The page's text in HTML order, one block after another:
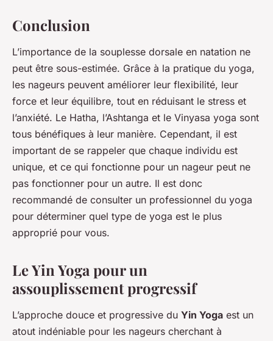
Conclusion
L’importance de la souplesse dorsale en natation ne
peut être sous-estimée. Grâce à la pratique du yoga,
les nageurs peuvent améliorer leur flexibilité, leur
force et leur équilibre, tout en réduisant le stress et
l’anxiété. Le Hatha, l’Ashtanga et le Vinyasa yoga sont
tous bénéfiques à leur manière. Cependant, il est
important de se rappeler que chaque individu est
unique, et ce qui fonctionne pour un nageur peut ne
pas fonctionner pour un autre. Il est donc
recommandé de consulter un professionnel du yoga
pour déterminer quel type de yoga est le plus
approprié pour vous.
Le Yin Yoga pour un
assouplissement progressif
L’approche douce et progressive du Yin Yoga est un
atout indéniable pour les nageurs cherchant à